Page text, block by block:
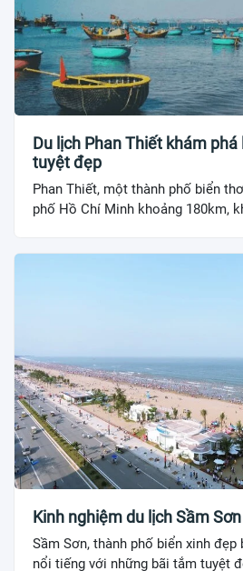
Du lịch Phan Thiết khám
tuyệt đẹp
Phan Thiết, một thành phố biển
phố Hồ Chí Minh khoảng 180km,
Kinh nghiệm du lịch Sầm
Sầm Sơn, thành phố biển xinh đẹp
nổi tiếng với những bãi tắm tuyệt